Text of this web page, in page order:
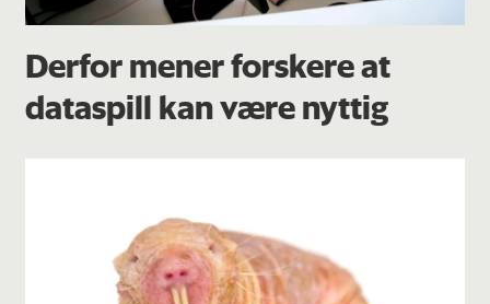
Derfor mener forskere at
dataspill kan være nyttig